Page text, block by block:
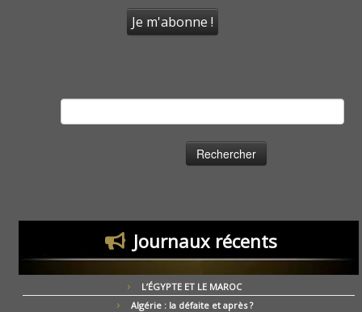
Journaux récents
L’ÉGYPTE ET LE MAROC
Algérie : la défaite et après ?